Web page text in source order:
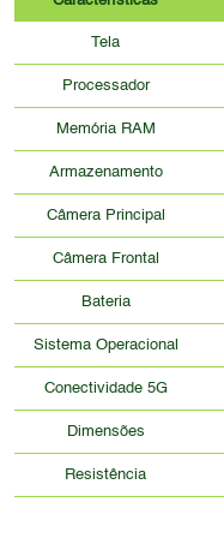
Tela
Processador
Memória RAM
Armazenamento
Câmera Principal
Câmera Frontal
Bateria
Sistema Operacional
Conectividade 5G
Dimensões
Resistência